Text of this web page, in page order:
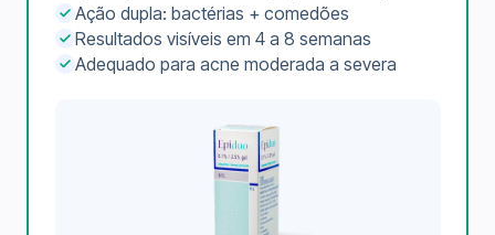
Ação dupla: bactérias + comedões
Resultados visíveis em 4 a 8 semanas
Adequado para acne moderada a severa